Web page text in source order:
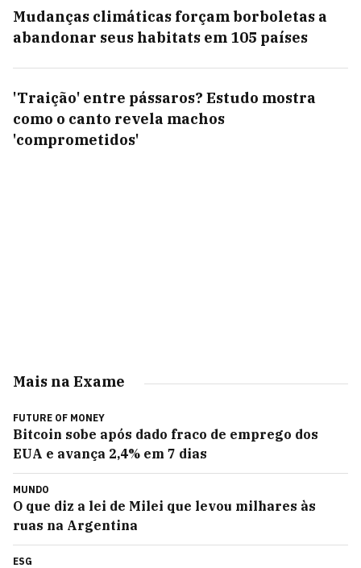
Mudanças climáticas forçam borboletas a
abandonar seus habitats em 105 países
'Traição' entre pássaros? Estudo mostra
como o canto revela machos
'comprometidos'
Mais na Exame
FUTURE OF MONEY
Bitcoin sobe após dado fraco de emprego dos
EUA e avança 2,4% em 7 dias
MUNDO
O que diz a lei de Milei que levou milhares às
ruas na Argentina
ESG